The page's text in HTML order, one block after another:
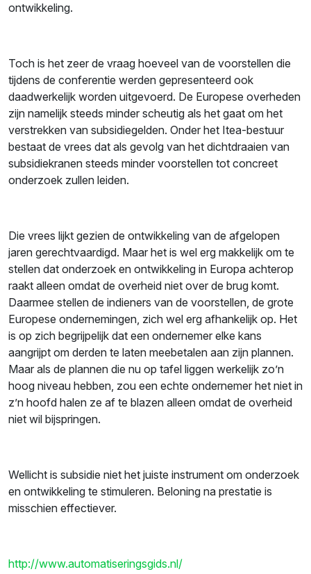
ontwikkeling.
Toch is het zeer de vraag hoeveel van de voorstellen die
tijdens de conferentie werden gepresenteerd ook
daadwerkelijk worden uitgevoerd. De Europese overheden
zijn namelijk steeds minder scheutig als het gaat om het
verstrekken van subsidiegelden. Onder het Itea-bestuur
bestaat de vrees dat als gevolg van het dichtdraaien van
subsidiekranen steeds minder voorstellen tot concreet
onderzoek zullen leiden.
Die vrees lijkt gezien de ontwikkeling van de afgelopen
jaren gerechtvaardigd. Maar het is wel erg makkelijk om te
stellen dat onderzoek en ontwikkeling in Europa achterop
raakt alleen omdat de overheid niet over de brug komt.
Daarmee stellen de indieners van de voorstellen, de grote
Europese ondernemingen, zich wel erg afhankelijk op. Het
is op zich begrijpelijk dat een ondernemer elke kans
aangrijpt om derden te laten meebetalen aan zijn plannen.
Maar als de plannen die nu op tafel liggen werkelijk zo’n
hoog niveau hebben, zou een echte ondernemer het niet in
z’n hoofd halen ze af te blazen alleen omdat de overheid
niet wil bijspringen.
Wellicht is subsidie niet het juiste instrument om onderzoek
en ontwikkeling te stimuleren. Beloning na prestatie is
misschien effectiever.
http://www.automatiseringsgids.nl/